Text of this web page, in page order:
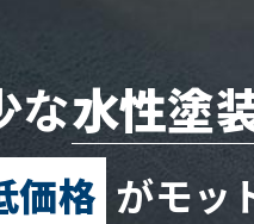
な水性塗
価格 がモッ